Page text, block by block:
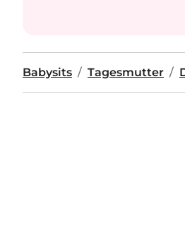
Babysits Tagesmutter